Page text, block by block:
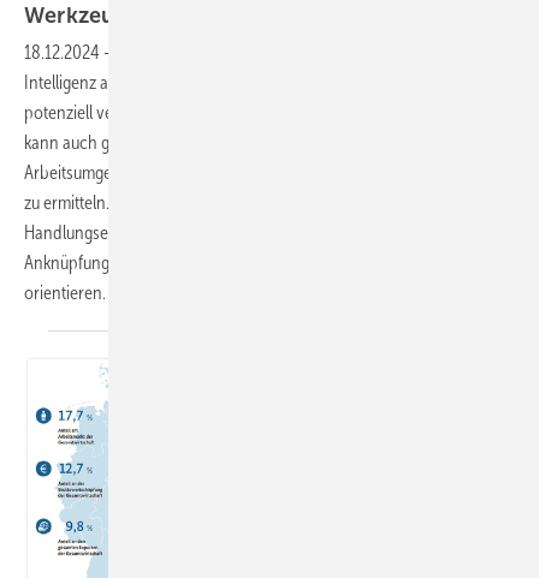
Werkzeug des
18.12.2024 -
Intelligenz als Produktions- und Arbeitsmittel im Betrieb inklusive
potenziell verbundener Gefährdungsfaktoren zu betrachten. Doch KI
kann auch gerade dafür eingesetzt werden, komplexe
Arbeitsumgebungen einfacher und besser zu erschließen und Risiken
zu ermitteln. Für beide Aspekte gibt es aber noch wenig konkrete
Handlungsempfehlungen. Bis dahin hilft es, sich an bestehenden
Anknüpfungspunkten mit grundsätzlich vorhandenen Kriterien zu
orientieren.